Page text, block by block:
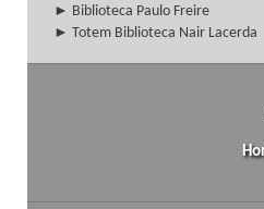
► Biblioteca Paulo Freire
► Totem Biblioteca Nair Lacerda